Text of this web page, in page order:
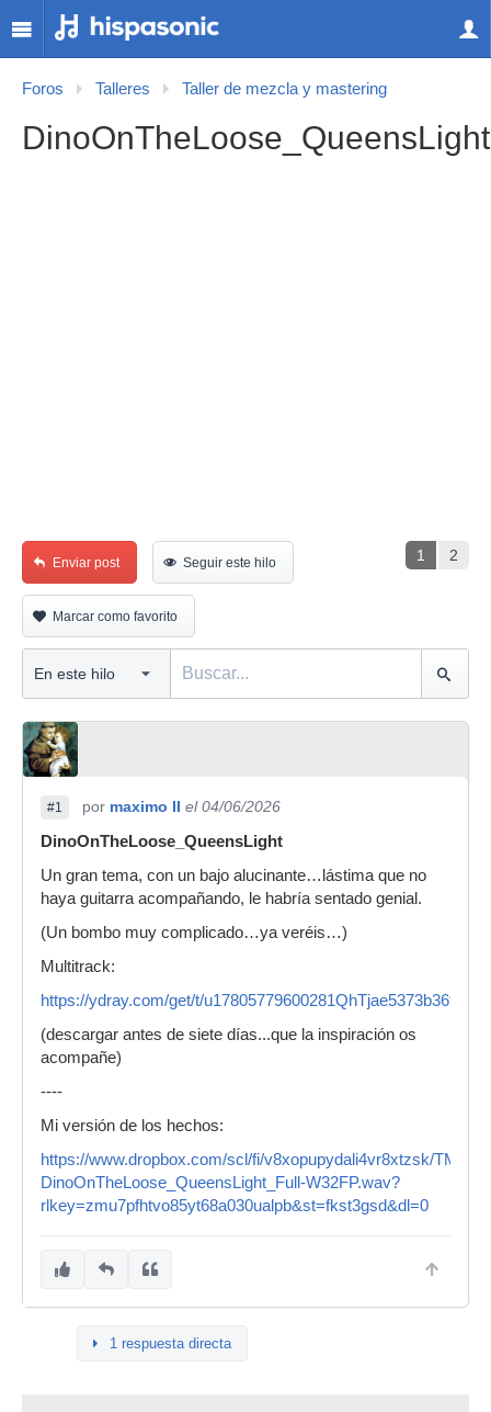
Foros Talleres Taller de mezcla y mastering
DinoOnTheLoose_QueensLight
1 2
Enviar post Seguir este hilo
Marcar como favorito
#1 por maximo II el 04/06/2026
DinoOnTheLoose_QueensLight
Un gran tema, con un bajo alucinante…lástima que no
haya guitarra acompañando, le habría sentado genial.
(Un bombo muy complicado…ya veréis…)
Multitrack:
https://ydray.com/get/t/u17805779600281QhTjae5373b36f1aiR
(descargar antes de siete días...que la inspiración os
acompañe)
----
Mi versión de los hechos:
https://www.dropbox.com/scl/fi/v8xopupydali4vr8xtzsk/TMIX-
DinoOnTheLoose_QueensLight_Full-W32FP.wav?
rlkey=zmu7pfhtvo85yt68a030ualpb&st=fkst3gsd&dl=0
1 respuesta directa